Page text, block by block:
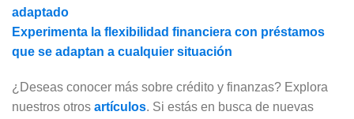
adaptado
Experimenta la flexibilidad financiera con préstamos
que se adaptan a cualquier situación
¿Deseas conocer más sobre crédito y finanzas? Explora
nuestros otros artículos. Si estás en busca de nuevas